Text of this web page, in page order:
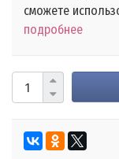
сможете
подробнее